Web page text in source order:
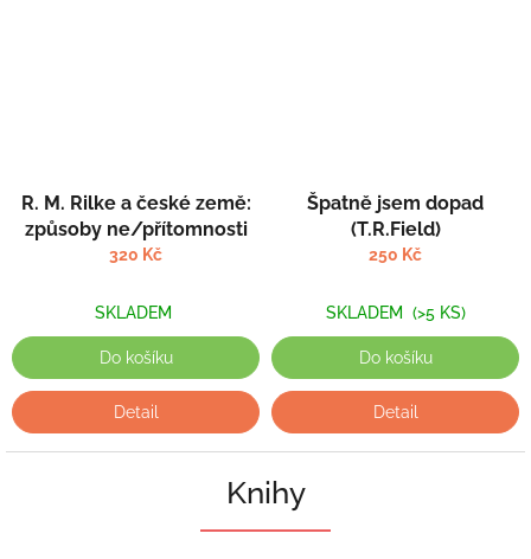
R. M. Rilke a české země:
způsoby ne/přítomnosti
320 Kč
SKLADEM
Do košíku
Detail
Špatně jsem dopad
(T.R.Field)
250 Kč
SKLADEM (>5 KS)
Do košíku
Detail
Knihy